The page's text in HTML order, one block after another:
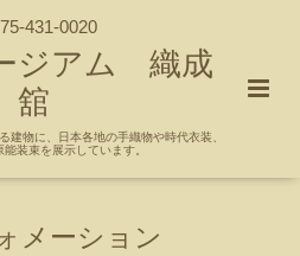
431-0020
ジアム 織成
舘
建物に、日本各地の手織物や時代衣装、
装束を展示しています。
メーション